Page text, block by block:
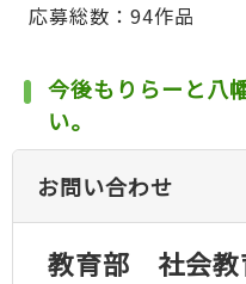
応募総数：94作品
今後もりらーと八
い。
お問い合わせ
教育部 社会